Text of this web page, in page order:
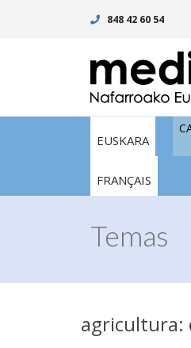
848 42 60 54
EUSKARA
FRANÇAIS
Temas
agricultura: